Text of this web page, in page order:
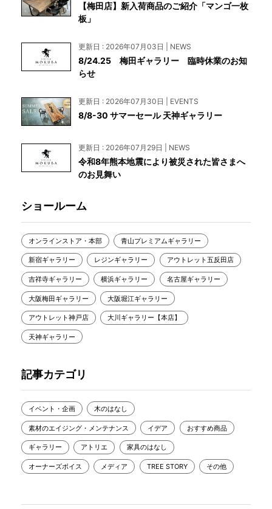
【梅田店】新入荷商品のご紹介「マンゴ一枚
板」
更新日 : 2026年07月03日 | NEWS
8/24.25 梅田ギャラリー 臨時休業のお知
らせ
更新日 : 2026年07月30日 | EVENTS
8/8-30 サマーセール 天神ギャラリー
更新日 : 2026年07月29日 | NEWS
令和8年熊本地震により被災された皆さまへ
のお見舞い
ショールーム
オンラインストア・本部 青山プレミアムギャラリー
新宿ギャラリー レジンギャラリー アウトレット五反田店
吉祥寺ギャラリー 横浜ギャラリー 名古屋ギャラリー
大阪梅田ギャラリー 大阪堀江ギャラリー
アウトレット神戸店 大川ギャラリー【本店】
天神ギャラリー
記事カテゴリ
イベント・企画 木のはなし
素材のエイジング・メンテナンス イデア おすすめ商品
ギャラリー アトリエ 家具のはなし
オーナーズボイス メディア TREE STORY その他